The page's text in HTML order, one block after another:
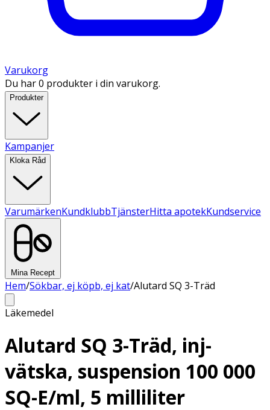
Varukorg
Du har 0 produkter i din varukorg.
Produkter
Kampanjer
Kloka Råd
VarumärkenKundklubbTjänsterHitta apotekKundservice
Mina Recept
Hem/Sökbar, ej köpb, ej kat/Alutard SQ 3-Träd
Läkemedel
Alutard SQ 3-Träd, inj-
vätska, suspension 100 000
SQ-E/ml, 5 milliliter